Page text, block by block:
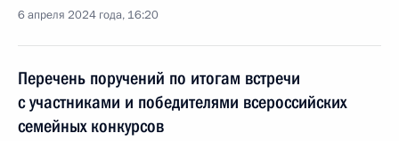
6 апреля 2024 года, 16:20
Перечень поручений по итогам встречи
с участниками и победителями всероссийских
семейных конкурсов